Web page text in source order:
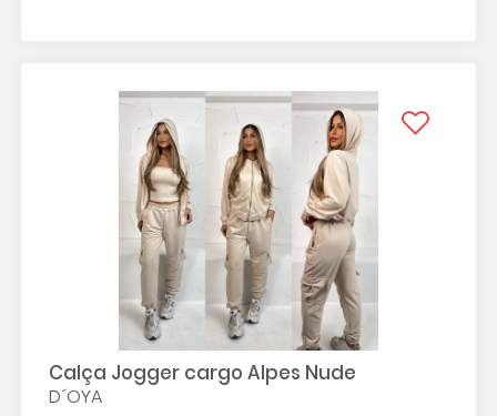
Calça Jogger cargo Alpes Nude
D´OYA